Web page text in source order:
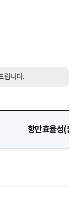
립니다.
항만효율성(출